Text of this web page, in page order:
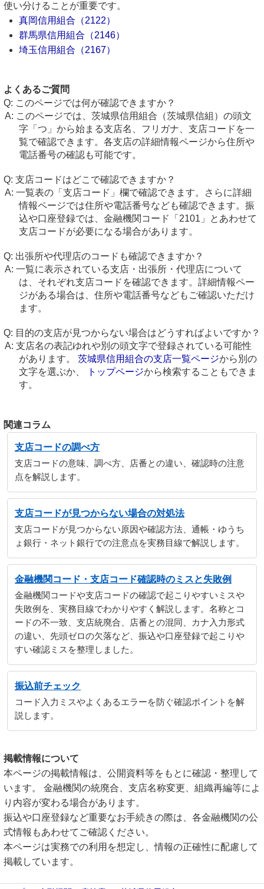
使い分けることが重要です。
真岡信用組合（2122）
群馬県信用組合（2146）
埼玉信用組合（2167）
よくあるご質問
このページでは何が確認できますか？
このページでは、茨城県信用組合（茨城県信組）の頭文
字「つ」から始まる支店名、フリガナ、支店コードを一
覧で確認できます。各支店の詳細情報ページから住所や
電話番号の確認も可能です。
支店コードはどこで確認できますか？
一覧表の「支店コード」欄で確認できます。さらに詳細
情報ページでは住所や電話番号なども確認できます。振
込や口座登録では、金融機関コード「2101」とあわせて
支店コードが必要になる場合があります。
出張所や代理店のコードも確認できますか？
一覧に表示されている支店・出張所・代理店について
は、それぞれ支店コードを確認できます。詳細情報ペー
ジがある場合は、住所や電話番号などもご確認いただけ
ます。
目的の支店が見つからない場合はどうすればよいですか？
支店名の表記ゆれや別の頭文字で登録されている可能性
があります。 茨城県信用組合の支店一覧ページから別の
文字を選ぶか、
トップページから検索することもできま
す。
関連コラム
支店コードの調べ方
支店コードの意味、調べ方、店番との違い、確認時の注意
点を解説します。
支店コードが見つからない場合の対処法
支店コードが見つからない原因や確認方法、通帳・ゆうち
ょ銀行・ネット銀行での注意点を実務目線で解説します。
金融機関コード・支店コード確認時のミスと失敗例
金融機関コードや支店コードの確認で起こりやすいミスや
失敗例を、実務目線でわかりやすく解説します。名称とコ
ードの不一致、支店統廃合、店番との混同、カナ入力形式
の違い、先頭ゼロの欠落など、振込や口座登録で起こりや
すい確認ミスを整理しました。
振込前チェック
コード入力ミスやよくあるエラーを防ぐ確認ポイントを解
説します。
掲載情報について
本ページの掲載情報は、公開資料等をもとに確認・整理して
います。 金融機関の統廃合、支店名称変更、組織再編等によ
り内容が変わる場合があります。
振込や口座登録など重要なお手続きの際は、各金融機関の公
式情報もあわせてご確認ください。
本ページは実務での利用を想定し、情報の正確性に配慮して
掲載しています。